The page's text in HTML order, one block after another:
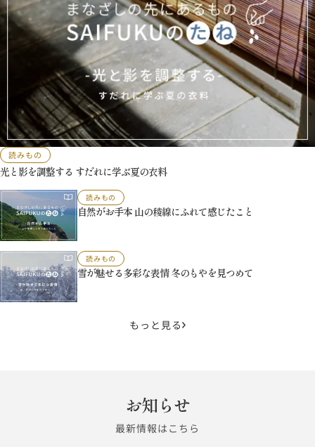
読みもの
光と影を調整する すだれに学ぶ夏の衣料
読みもの
自然がお手本 山の稜線にふれて感じたこと
読みもの
雪が魅せる多彩な表情 冬のもやを見つめて
もっと見る
お知らせ
最新情報はこちら